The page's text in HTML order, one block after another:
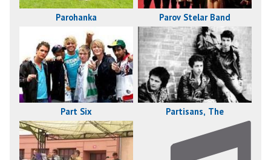
Parohanka Parov Stelar Band
Part Six Partisans, The